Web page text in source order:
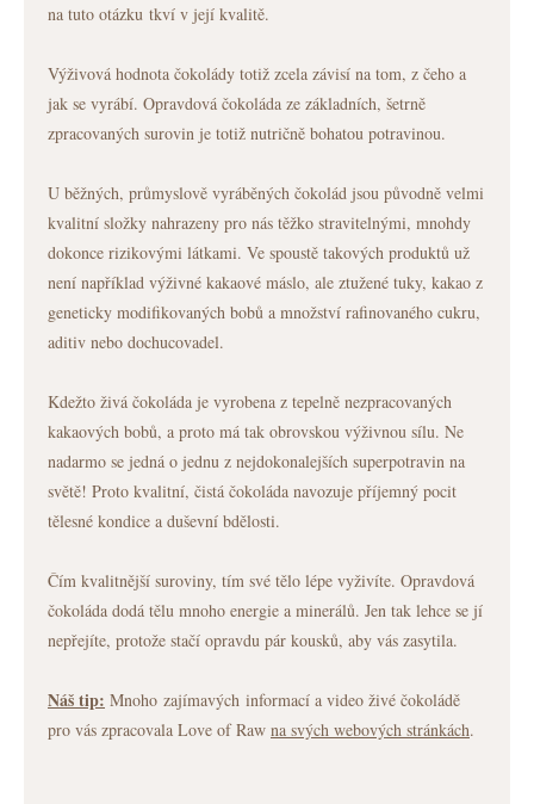
na tuto otázku tkví v její kvalitě.
Výživová hodnota čokolády totiž zcela závisí na tom, z čeho a
jak se vyrábí. Opravdová čokoláda ze základních, šetrně
zpracovaných surovin je totiž nutričně bohatou potravinou.
U běžných, průmyslově vyráběných čokolád jsou původně velmi
kvalitní složky nahrazeny pro nás těžko stravitelnými, mnohdy
dokonce rizikovými látkami. Ve spoustě takových produktů už
není například výživné kakaové máslo, ale ztužené tuky, kakao z
geneticky modifikovaných bobů a množství rafinovaného cukru,
aditiv nebo dochucovadel.
Kdežto živá čokoláda je vyrobena z tepelně nezpracovaných
kakaových bobů, a proto má tak obrovskou výživnou sílu. Ne
nadarmo se jedná o jednu z nejdokonalejších superpotravin na
světě! Proto kvalitní, čistá čokoláda navozuje příjemný pocit
tělesné kondice a duševní bdělosti.
Čím kvalitnější suroviny, tím své tělo lépe vyživíte. Opravdová
čokoláda dodá tělu mnoho energie a minerálů. Jen tak lehce se jí
nepřejíte, protože stačí opravdu pár kousků, aby vás zasytila.
Náš tip: Mnoho zajímavých informací a video živé čokoládě
pro vás zpracovala Love of Raw na svých webových stránkách.